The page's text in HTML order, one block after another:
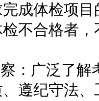
成体检项
不合格者，
广泛了解
遵纪守法